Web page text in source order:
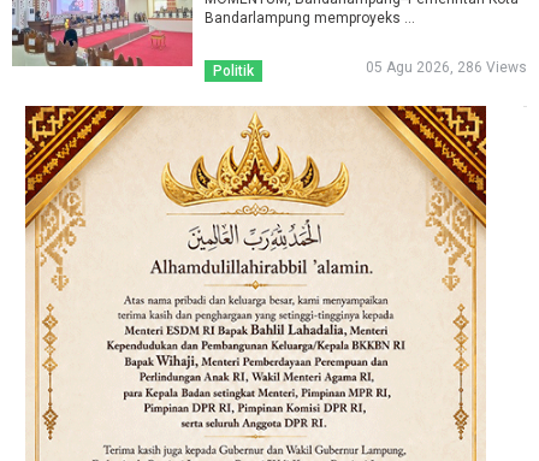
Bandarlampung memproyeks ...
Politik 05 Agu 2026, 286 Views